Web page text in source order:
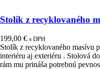
Stolík z recyklovaného
199,00 € s DPH
Stolík z recyklovaného masívu
interiéru aj exteriéru . Stolová
rám mu prináša potrebnú